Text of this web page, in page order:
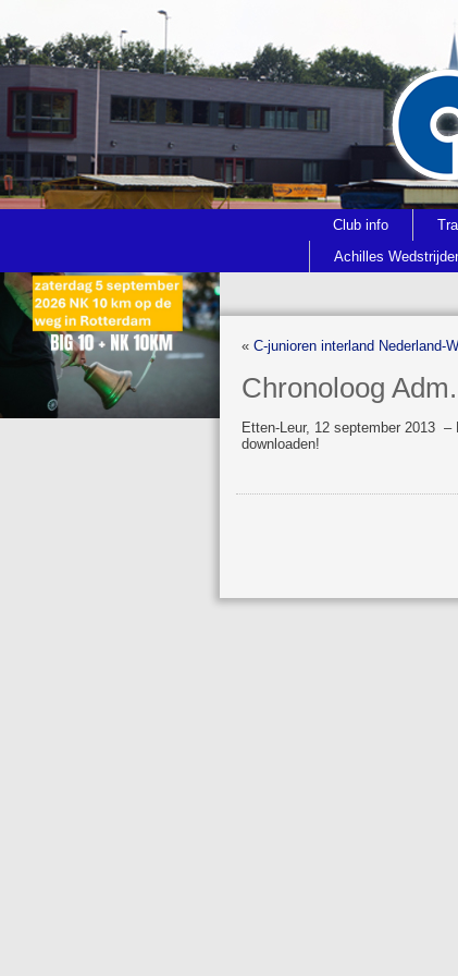
Club info
Achilles
« C-junioren interland Nederland-
Chronoloog
Etten-Leur, 12 september 2013 –
downloaden!